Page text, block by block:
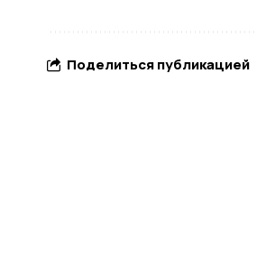
Поделиться публикацией